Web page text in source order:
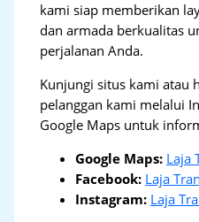
kami siap memberikan
dan armada berkualitas
perjalanan Anda.
Kunjungi situs kami atau
pelanggan kami melalui
Google Maps untuk
Google Maps: Laja
Facebook: Laja
Instagram: Laja